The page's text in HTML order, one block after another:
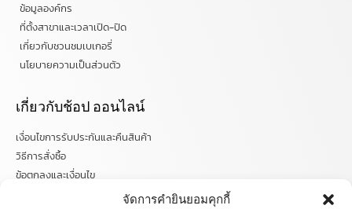
จัดการคำยินยอมคุกกี้
ข้อมูลองค์กร
ที่ตั้งสาขาและเวลาเปิด-ปิด
เกี่ยวกับชวนชมเบเกอรี่
นโยบายความเป็นส่วนตัว
เกี่ยวกับช้อป ออนไลน์
เงื่อนไขการรับประกันและคืนสินค้า
วิธีการสั่งซื้อ
ข้อตกลงและเงื่อนไข